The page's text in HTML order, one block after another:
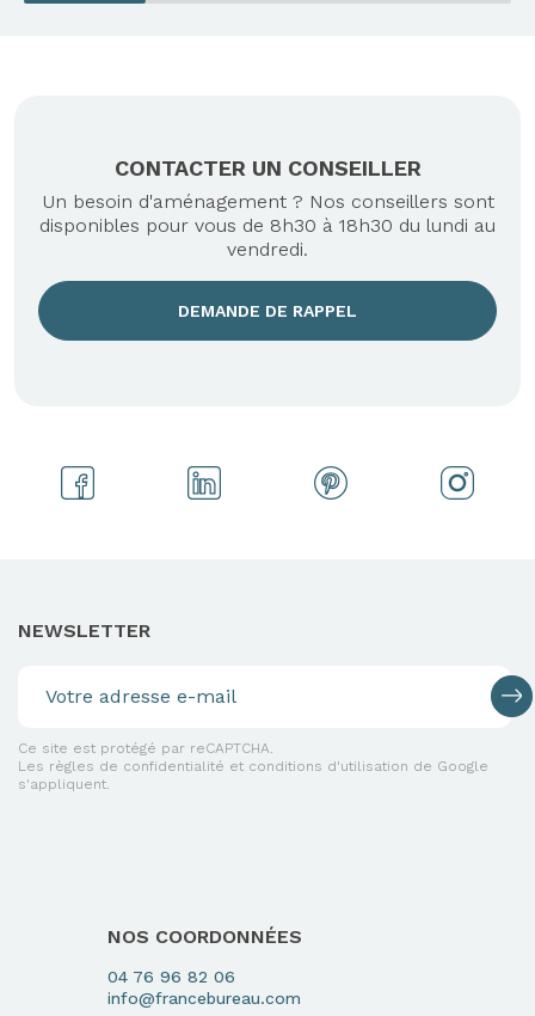
CONTACTER UN CONSEILLER
Un besoin d'aménagement ? Nos conseillers sont
disponibles pour vous de 8h30 à 18h30 du lundi au
vendredi.
DEMANDE DE RAPPEL
NEWSLETTER
Ce site est protégé par reCAPTCHA.
Les règles de confidentialité et conditions d'utilisation de Google
s'appliquent.
NOS COORDONNÉES
04 76 96 82 06
info@francebureau.com